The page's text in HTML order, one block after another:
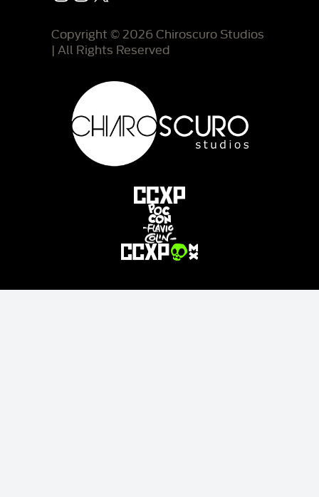
Copyright © 2026 Chiroscuro Studios
| All Rights Reserved